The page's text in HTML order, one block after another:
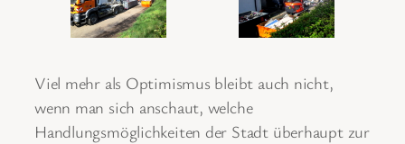
Viel mehr als Optimismus bleibt auch nicht,
wenn man sich anschaut, welche
Handlungsmöglichkeiten der Stadt überhaupt zur